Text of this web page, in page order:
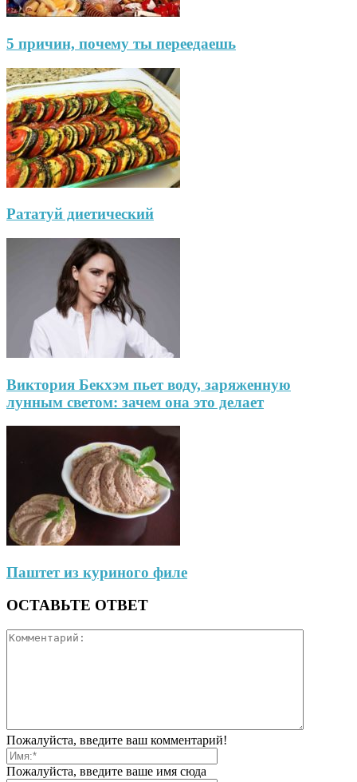
5 причин, почему ты переедаешь
Рататуй диетический
Виктория Бекхэм пьет воду, заряженную
лунным светом: зачем она это делает
Паштет из куриного филе
ОСТАВЬТЕ ОТВЕТ
Пожалуйста, введите ваш комментарий!
Пожалуйста, введите ваше имя сюда